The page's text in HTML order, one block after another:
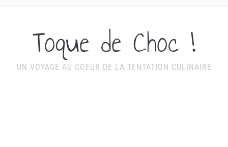
Toque de Choc !
UN VOYAGE AU COEUR DE LA TENTATION CULINAIRE